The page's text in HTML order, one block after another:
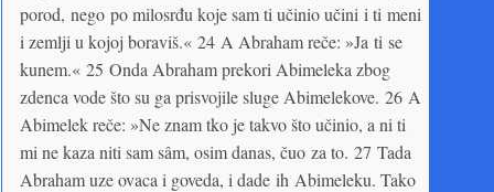
porod, nego po milosrđu koje sam ti učinio učini i ti meni
i zemlji u kojoj boraviš.« 24 A Abraham reče: »Ja ti se
kunem.« 25 Onda Abraham prekori Abimeleka zbog
zdenca vode što su ga prisvojile sluge Abimelekove. 26 A
Abimelek reče: »Ne znam tko je takvo što učinio, a ni ti
mi ne kaza niti sam sâm, osim danas, čuo za to. 27 Tada
Abraham uze ovaca i goveda, i dade ih Abimeleku. Tako